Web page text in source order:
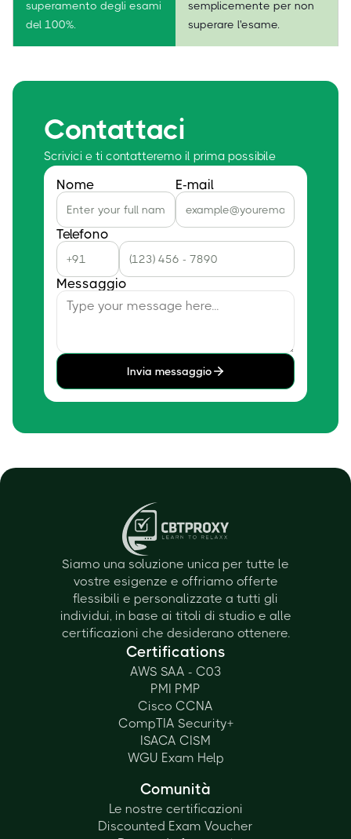
superamento degli esami
del 100%.
semplicemente per non
superare l'esame.
Contattaci
Scrivici e ti contatteremo il prima possibile
Nome E-mail
Telefono
Messaggio
Invia messaggio
Siamo una soluzione unica per tutte le
vostre esigenze e offriamo offerte
flessibili e personalizzate a tutti gli
individui, in base ai titoli di studio e alle
certificazioni che desiderano ottenere.
Certifications
AWS SAA - C03
PMI PMP
Cisco CCNA
CompTIA Security+
ISACA CISM
WGU Exam Help
Comunità
Le nostre certificazioni
Discounted Exam Voucher